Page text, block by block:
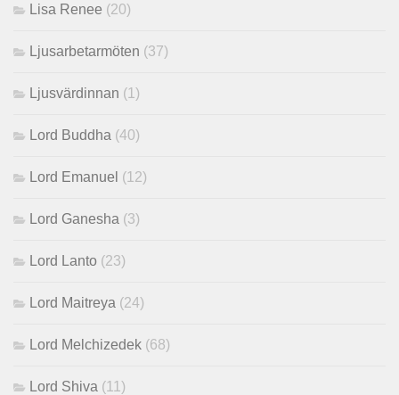
Lisa Renee (20)
Ljusarbetarmöten (37)
Ljusvärdinnan (1)
Lord Buddha (40)
Lord Emanuel (12)
Lord Ganesha (3)
Lord Lanto (23)
Lord Maitreya (24)
Lord Melchizedek (68)
Lord Shiva (11)